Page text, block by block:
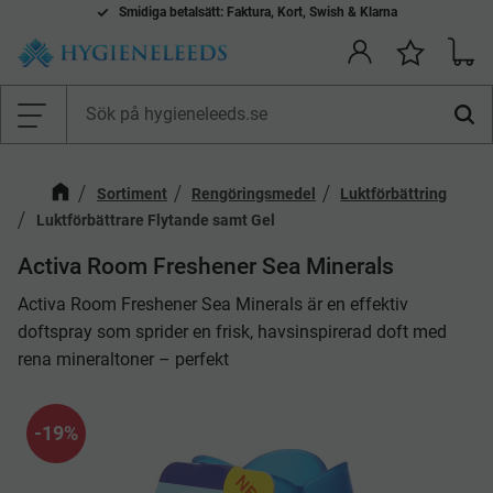
Meny
Smidiga betalsätt: Faktura, Kort, Swish & Klarna
Sortiment Rengöringsmedel
Luktförbättring
Luktförbättrare Flytande samt Gel
Activa Room Freshener Sea Minerals
Activa Room Freshener Sea Minerals är en effektiv
doftspray som sprider en frisk, havsinspirerad doft med
rena mineraltoner – perfekt
19%